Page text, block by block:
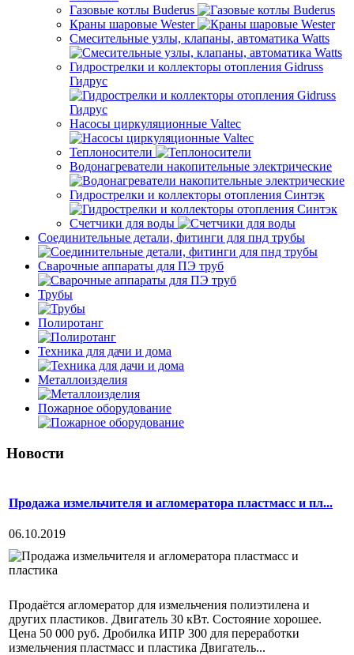
Газовые котлы Buderus
Краны шаровые Wester
Смесительные узлы, клапаны, автоматика Watts
Гидрострелки и коллекторы отопления Gidruss
Гидрус
Насосы циркуляционные Valtec
Теплоносители
Водонагреватели накопительные электрические
Гидрострелки и коллекторы отопления Синтэк
Счетчики для воды
Соединительные детали, фитинги для пнд трубы
Сварочные аппараты для ПЭ труб
Трубы
Полиротанг
Техника для дачи и дома
Металлоизделия
Пожарное оборудование
Новости
Продажа измельчителя и агломератора пластмасс и пл...
06.10.2019
Продаётся агломератор для измельчения полиэтилена и
других пластиков. Двигатель 30 кВт. Состояние хорошее.
Цена 50 000 руб. Дробилка ИПР 300 для переработки
измельчения пластмасс и пластика Двигатель...